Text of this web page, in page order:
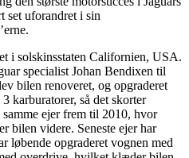
set uforandret i sin
i solskinsstaten Californien, USA.
specialist Johan Bendixen til
bilen renoveret, og opgraderet
karburatorer, så det skorter
ejer frem til 2010, hvor
bilen videre. Seneste ejer har
løbende opgraderet vognen med